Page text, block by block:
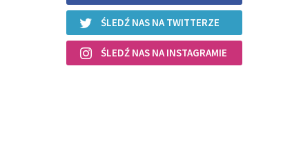
ŚLEDŹ NAS NA TWITTERZE
ŚLEDŹ NAS NA INSTAGRAMIE